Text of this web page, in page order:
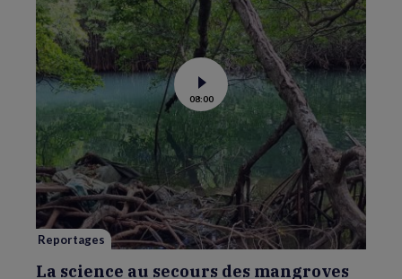
Voir
la
vidéo
de
La
science
au
secours
des
mangroves
de
Martinique
08:00
Reportages
La science au secours des mangroves